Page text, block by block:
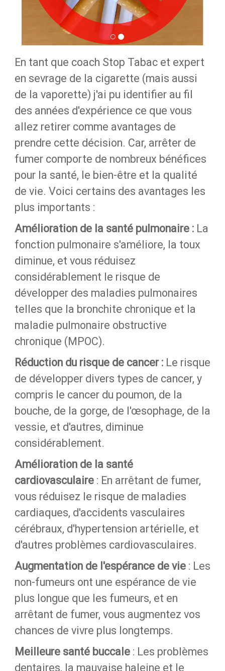
En tant que coach Stop Tabac et expert
en sevrage de la cigarette (mais aussi
de la vaporette) j'ai pu identifier au fil
des années d'expérience ce que vous
allez retirer comme avantages de
prendre cette décision. Car, arrêter de
fumer comporte de nombreux bénéfices
pour la santé, le bien-être et la qualité
de vie. Voici certains des avantages les
plus importants :
Amélioration de la santé pulmonaire : La
fonction pulmonaire s'améliore, la toux
diminue, et vous réduisez
considérablement le risque de
développer des maladies pulmonaires
telles que la bronchite chronique et la
maladie pulmonaire obstructive
chronique (MPOC).
Réduction du risque de cancer : Le risque
de développer divers types de cancer, y
compris le cancer du poumon, de la
bouche, de la gorge, de l'œsophage, de la
vessie, et d'autres, diminue
considérablement.
Amélioration de la santé
cardiovasculaire : En arrêtant de fumer,
vous réduisez le risque de maladies
cardiaques, d'accidents vasculaires
cérébraux, d'hypertension artérielle, et
d'autres problèmes cardiovasculaires.
Augmentation de l'espérance de vie : Les
non-fumeurs ont une espérance de vie
plus longue que les fumeurs, et en
arrêtant de fumer, vous augmentez vos
chances de vivre plus longtemps.
Meilleure santé buccale : Les problèmes
dentaires, la mauvaise haleine et le